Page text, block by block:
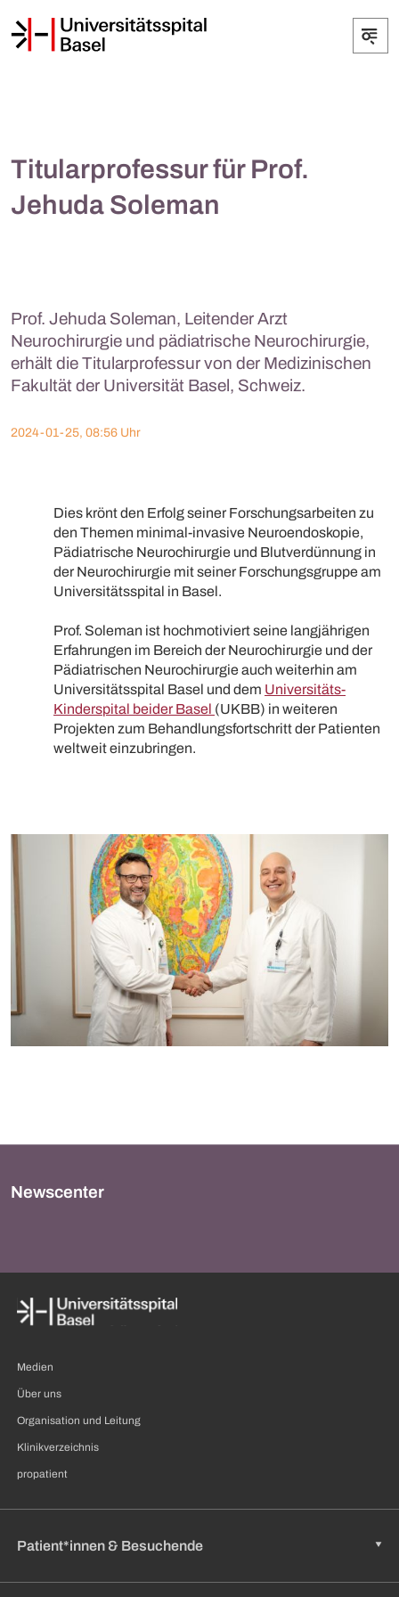
Titularprofessur für Prof.
Jehuda Soleman
Prof. Jehuda Soleman, Leitender Arzt
Neurochirurgie und pädiatrische Neurochirurgie,
erhält die Titularprofessur von der Medizinischen
Fakultät der Universität Basel, Schweiz.
2024-01-25, 08:56 Uhr
Dies krönt den Erfolg seiner Forschungsarbeiten zu
den Themen minimal-invasive Neuroendoskopie,
Pädiatrische Neurochirurgie und Blutverdünnung in
der Neurochirurgie mit seiner Forschungsgruppe am
Universitätsspital in Basel.
Prof. Soleman ist hochmotiviert seine langjährigen
Erfahrungen im Bereich der Neurochirurgie und der
Pädiatrischen Neurochirurgie auch weiterhin am
Universitätsspital Basel und dem Universitäts-
Kinderspital beider Basel (UKBB) in weiteren
Projekten zum Behandlungsfortschritt der Patienten
weltweit einzubringen.
Newscenter
Medien
Über uns
Organisation und Leitung
Klinikverzeichnis
propatient
Patient*innen & Besuchende